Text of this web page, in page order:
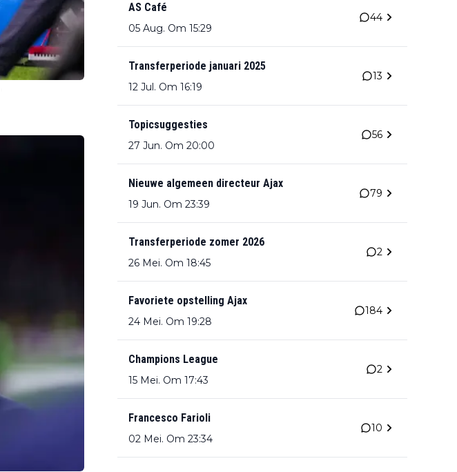
AS Café
05 Aug. Om 15:29
44
Transferperiode januari 2025
12 Jul. Om 16:19
13
Topicsuggesties
27 Jun. Om 20:00
56
Nieuwe algemeen directeur Ajax
19 Jun. Om 23:39
79
Transferperiode zomer 2026
26 Mei. Om 18:45
2
Favoriete opstelling Ajax
24 Mei. Om 19:28
184
Champions League
15 Mei. Om 17:43
2
Francesco Farioli
02 Mei. Om 23:34
10